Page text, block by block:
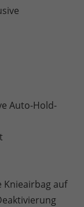
Auto-Hold-
Knieairbag auf